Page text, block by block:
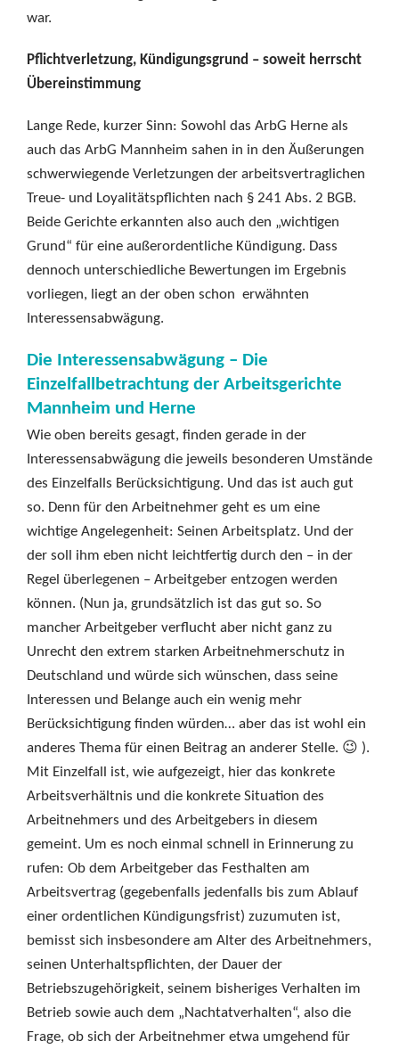
war.
Pflichtverletzung, Kündigungsgrund – soweit herrscht
Übereinstimmung
Lange Rede, kurzer Sinn: Sowohl das ArbG Herne als
auch das ArbG Mannheim sahen in in den Äußerungen
schwerwiegende Verletzungen der arbeitsvertraglichen
Treue- und Loyalitätspflichten nach § 241 Abs. 2 BGB.
Beide Gerichte erkannten also auch den „wichtigen
Grund“ für eine außerordentliche Kündigung. Dass
dennoch unterschiedliche Bewertungen im Ergebnis
vorliegen, liegt an der oben schon erwähnten
Interessensabwägung.
Die Interessensabwägung – Die
Einzelfallbetrachtung der Arbeitsgerichte
Mannheim und Herne
Wie oben bereits gesagt, finden gerade in der
Interessensabwägung die jeweils besonderen Umstände
des Einzelfalls Berücksichtigung. Und das ist auch gut
so. Denn für den Arbeitnehmer geht es um eine
wichtige Angelegenheit: Seinen Arbeitsplatz. Und der
der soll ihm eben nicht leichtfertig durch den – in der
Regel überlegenen – Arbeitgeber entzogen werden
können. (Nun ja, grundsätzlich ist das gut so. So
mancher Arbeitgeber verflucht aber nicht ganz zu
Unrecht den extrem starken Arbeitnehmerschutz in
Deutschland und würde sich wünschen, dass seine
Interessen und Belange auch ein wenig mehr
Berücksichtigung finden würden… aber das ist wohl ein
anderes Thema für einen Beitrag an anderer Stelle. 😉 ).
Mit Einzelfall ist, wie aufgezeigt, hier das konkrete
Arbeitsverhältnis und die konkrete Situation des
Arbeitnehmers und des Arbeitgebers in diesem
gemeint. Um es noch einmal schnell in Erinnerung zu
rufen: Ob dem Arbeitgeber das Festhalten am
Arbeitsvertrag (gegebenfalls jedenfalls bis zum Ablauf
einer ordentlichen Kündigungsfrist) zuzumuten ist,
bemisst sich insbesondere am Alter des Arbeitnehmers,
seinen Unterhaltspflichten, der Dauer der
Betriebszugehörigkeit, seinem bisheriges Verhalten im
Betrieb sowie auch dem „Nachtatverhalten“, also die
Frage, ob sich der Arbeitnehmer etwa umgehend für